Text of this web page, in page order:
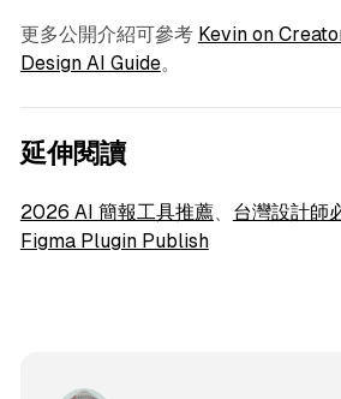
更多公開介紹可參考 Kevin on
Design AI Guide。
延伸閱讀
2026 AI 簡報工具推薦、 台灣設計師
Figma Plugin Publish